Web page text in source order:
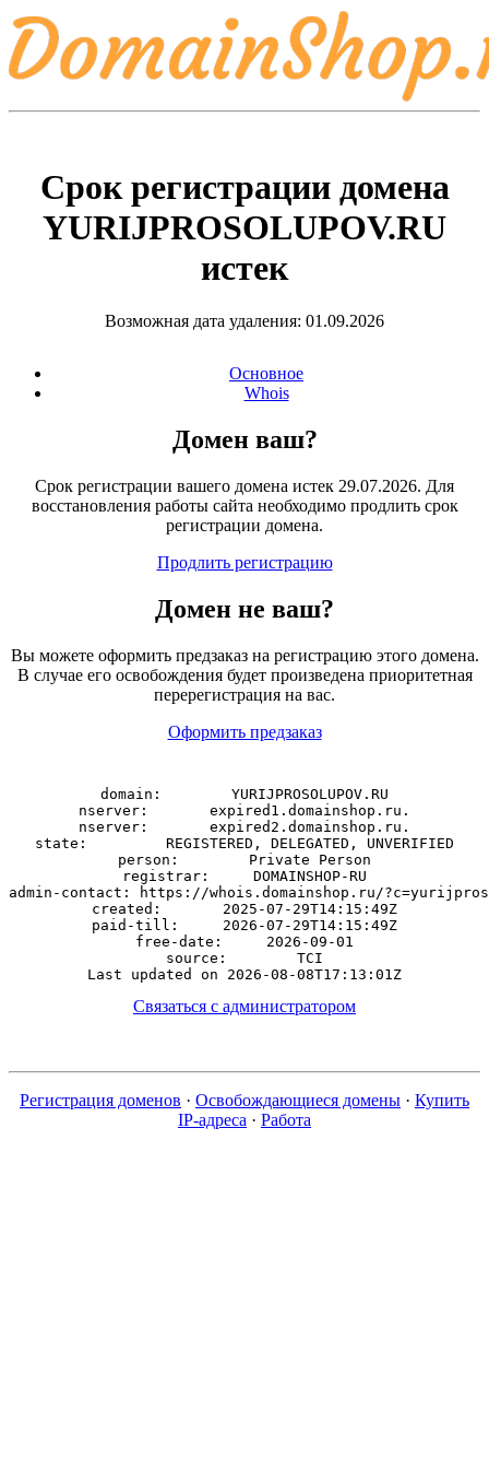
Срок регистрации домена
YURIJPROSOLUPOV.RU
истек
Возможная дата удаления: 01.09.2026
Основное
Whois
Домен ваш?
Срок регистрации вашего домена истек 29.07.2026. Для
восстановления работы сайта необходимо продлить срок
регистрации домена.
Продлить регистрацию
Домен не ваш?
Вы можете оформить предзаказ на регистрацию этого домена.
В случае его освобождения будет произведена приоритетная
перерегистрация на вас.
Оформить предзаказ
domain:        YURIJPROSOLUPOV.RU
nserver:       expired1.domainshop.ru.
nserver:       expired2.domainshop.ru.
state:         REGISTERED, DELEGATED, UNVERIFIED
person:        Private Person
registrar:     DOMAINSHOP-RU
admin-contact: https://whois.domainshop.ru/
created:       2025-07-29T14:15:49Z
paid-till:     2026-07-29T14:15:49Z
free-date:     2026-09-01
source:        TCI
Связаться с администратором
Регистрация доменов · Освобождающиеся домены · Купить
IP-адреса · Работа